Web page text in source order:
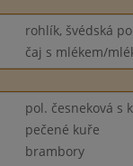
rohlík, švédská
čaj s mlékem/
pol. česneková s
pečené kuře
brambory